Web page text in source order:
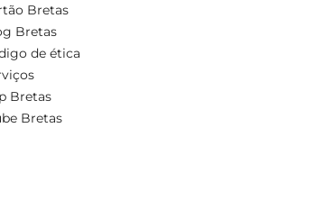
Bretas
Bretas
de ética
Bretas
Bretas